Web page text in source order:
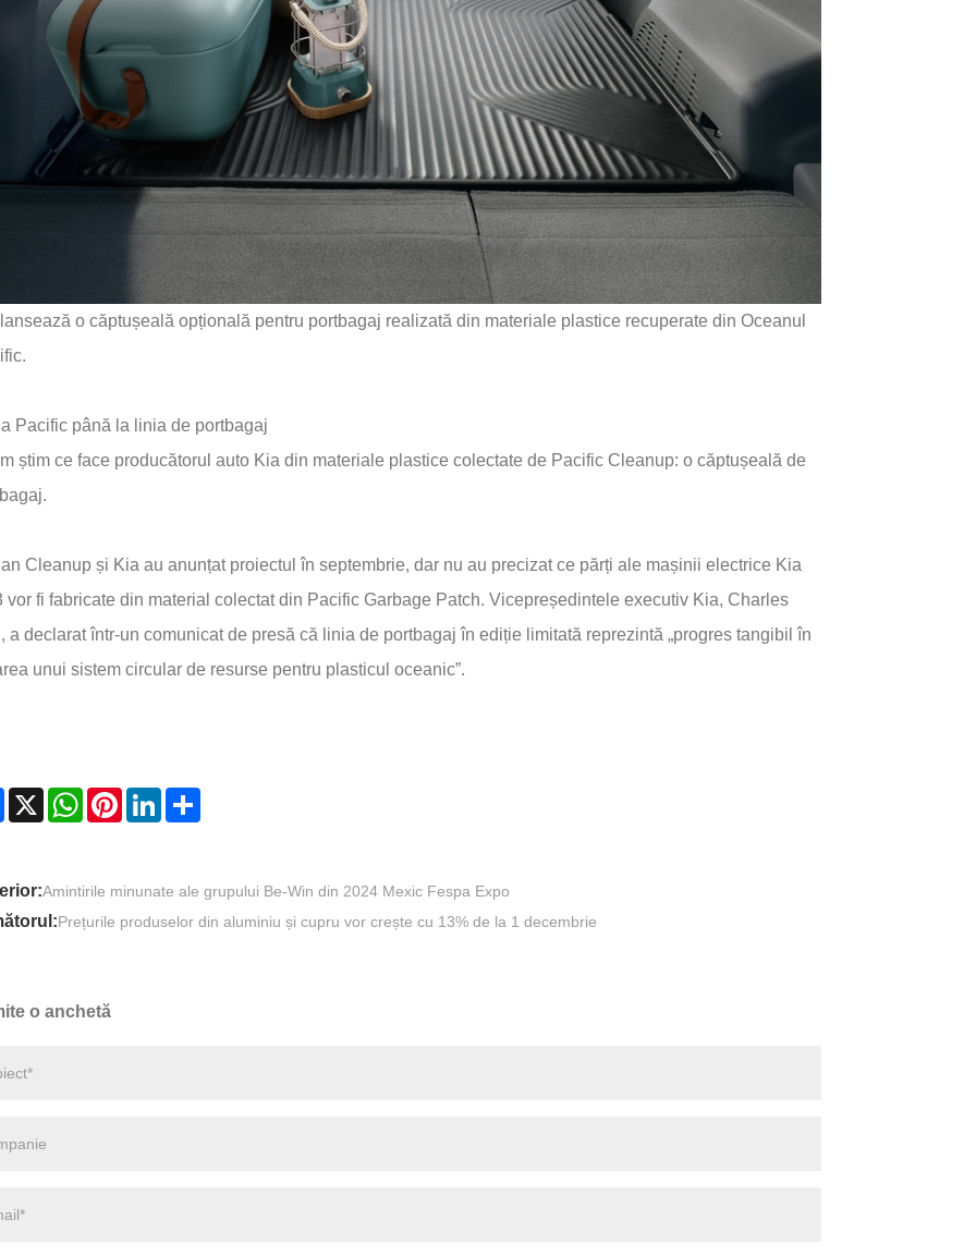
o căptușeală opțională pentru portbagaj realizată din materiale plastice recuperate din Oceanul
Pacific până la linia de portbagaj
știm ce face producătorul auto Kia din materiale plastice colectate de Pacific Cleanup: o căptușeală de
Cleanup și Kia au anunțat proiectul în septembrie, dar nu au precizat ce părți ale mașinii electrice Kia
vor fi fabricate din material colectat din Pacific Garbage Patch. Vicepreședintele executiv Kia, Charles
a declarat într-un comunicat de presă că linia de portbagaj în ediție limitată reprezintă „progres tangibil în
unui sistem circular de resurse pentru plasticul oceanic”.
Facebook
X WhatsApp
PinterestLinkedInShare
Amintirile minunate ale grupului Be-Win din 2024 Mexic Fespa Expo
Prețurile produselor din aluminiu și cupru vor crește cu 13% de la 1 decembrie
o anchetă